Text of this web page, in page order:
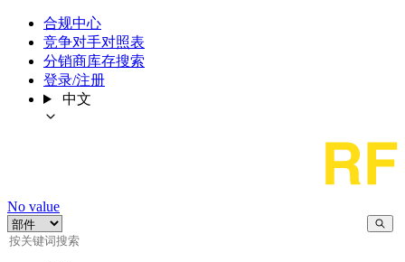
合规中心
竞争对手对照表
分销商库存搜索
登录/注册
中文
No value